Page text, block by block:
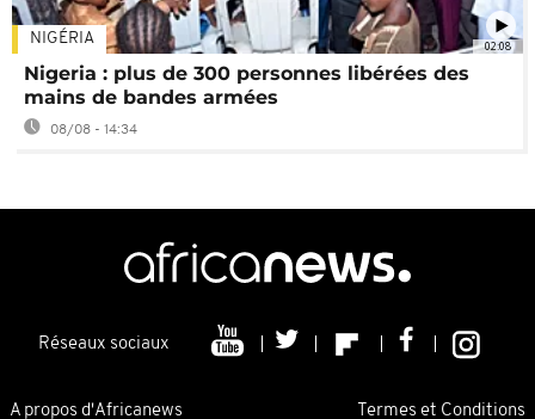
02:08
NIGÉRIA
Nigeria : plus de 300 personnes libérées des
mains de bandes armées
08/08 - 14:34
Réseaux sociaux
A propos d'Africanews Termes et Conditions